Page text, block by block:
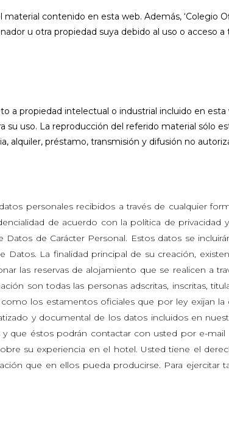
contenido en esta web. Además, ‘Colegio
u otra propiedad suya debido al uso o acceso
a propiedad intelectual o industrial incluido en esta
uso. La reproducción del referido material sólo
alquiler, préstamo, transmisión y difusión no
personales recibidos a través de cualquier
de acuerdo con la política de privacidad
de Carácter Personal. Estos datos se
La finalidad principal de su creación,
las reservas de alojamiento que se realicen a
son todas las personas adscritas, inscritas,
los estamentos oficiales que por ley exijan
y documental de los datos incluidos en
éstos podrán contactar con usted por e-mail
su experiencia en el hotel. Usted tiene el
que en ellos pueda producirse. Para ejercitar